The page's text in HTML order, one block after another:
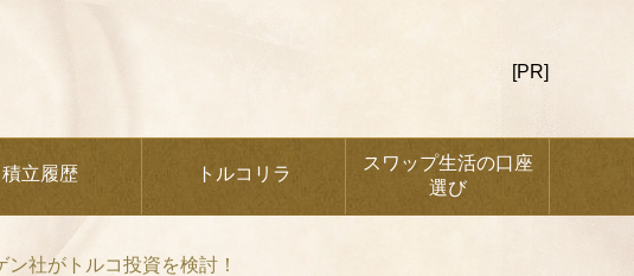
[PR]
積立履歴 トルコリラ
スワップ生活の口座
選び
社がトルコ投資を検討！